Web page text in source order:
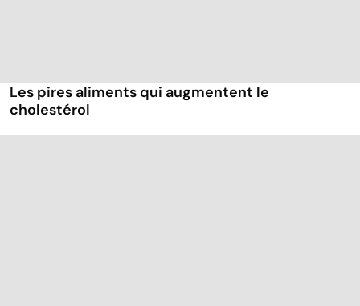
Les pires aliments qui augmentent le
cholestérol